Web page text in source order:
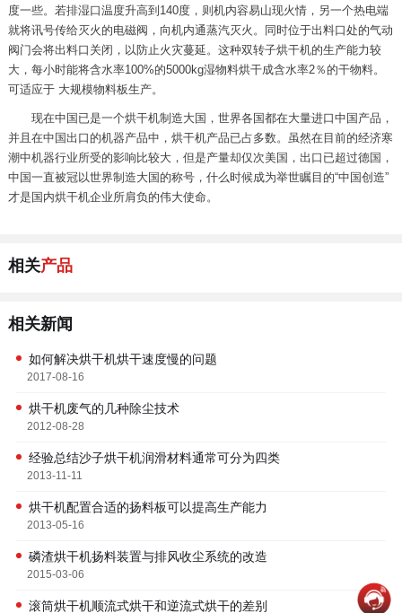
度一些。若排湿口温度升高到140度，则机内容易山现火情，另一个热电端
就将讯号传给灭火的电磁阀，向机内通蒸汽灭火。同时位于出料口处的气动
阀门会将出料口关闭，以防止火灾蔓延。这种双转子烘干机的生产能力较
大，每小时能将含水率100%的5000kg湿物料烘干成含水率2％的干物料。
可适应于 大规模物料板生产。
现在中国已是一个烘干机制造大国，世界各国都在大量进口中国产品，
并且在中国出口的机器产品中，烘干机产品已占多数。虽然在目前的经济寒
潮中机器行业所受的影响比较大，但是产量却仅次美国，出口已超过德国，
中国一直被冠以世界制造大国的称号，什么时候成为举世瞩目的“中国创造”
才是国内烘干机企业所肩负的伟大使命。
相关产品
相关新闻
如何解决烘干机烘干速度慢的问题
2017-08-16
烘干机废气的几种除尘技术
2012-08-28
经验总结沙子烘干机润滑材料通常可分为四类
2013-11-11
烘干机配置合适的扬料板可以提高生产能力
2013-05-16
磷渣烘干机扬料装置与排风收尘系统的改造
2015-03-06
滚筒烘干机顺流式烘干和逆流式烘干的差别